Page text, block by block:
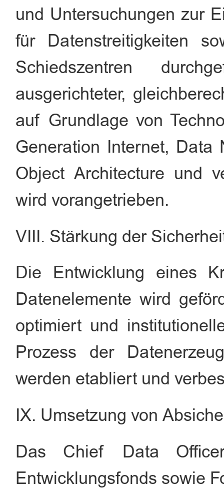
und Untersuchungen zur
für Datenstreitigkeiten
Schiedszentren
ausgerichteter,
auf Grundlage von
Generation Internet,
Object Architecture und
wird vorangetrieben.
VIII. Stärkung der
Die Entwicklung eines
Datenelemente wird
optimiert und
Prozess der
werden etabliert und
IX. Umsetzung von
Das Chief Data
Entwicklungsfonds sowie